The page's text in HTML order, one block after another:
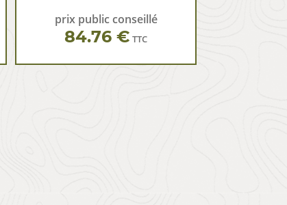
prix public conseillé
84.76 € TTC